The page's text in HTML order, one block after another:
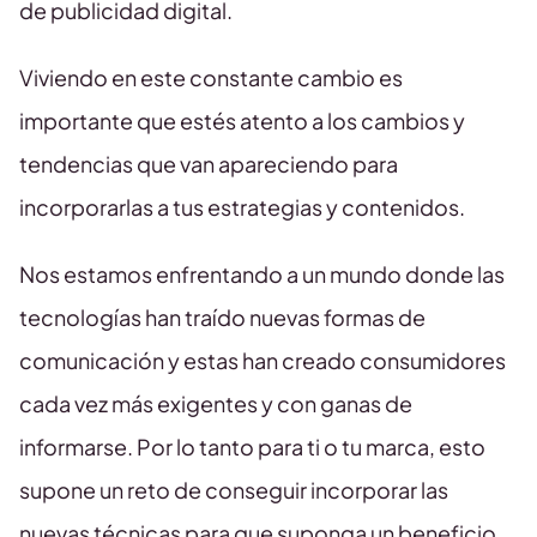
de publicidad digital.
Viviendo en este constante cambio es
importante que estés atento a los cambios y
tendencias que van apareciendo para
incorporarlas a tus estrategias y contenidos.
Nos estamos enfrentando a un mundo donde las
tecnologías han traído nuevas formas de
comunicación y estas han creado consumidores
cada vez más exigentes y con ganas de
informarse. Por lo tanto para ti o tu marca, esto
supone un reto de conseguir incorporar las